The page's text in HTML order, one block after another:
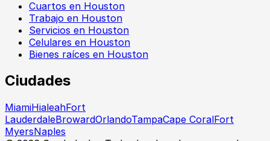
Cuartos en Houston
Trabajo en Houston
Servicios en Houston
Celulares en Houston
Bienes raíces en Houston
Ciudades
MiamiHialeahFort
LauderdaleBrowardOrlandoTampaCape CoralFort
MyersNaples